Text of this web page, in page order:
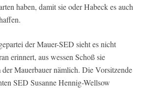
haben, damit sie oder Habeck es auch
der Mauer-SED sieht es nicht
erinnert, aus wessen Schoß sie
der Mauerbauer nämlich. Die Vorsitzende
SED Susanne Hennig-Wellsow